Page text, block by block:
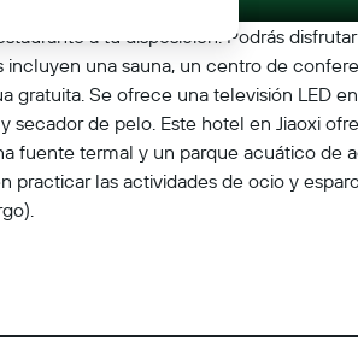
a tu disposición. Podrás
una sauna, un centro de
Se ofrece una televisión LED
secador de pelo. Este hotel en Jiaoxi
fuente termal y un parque acuático de
practicar las actividades de ocio y